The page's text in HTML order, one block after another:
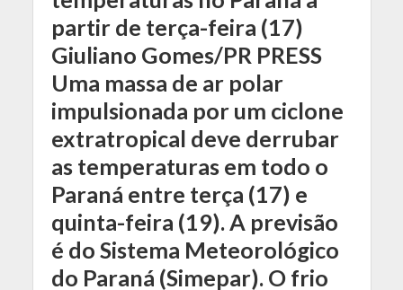
partir de terça-feira (17)
Giuliano Gomes/PR PRESS
Uma massa de ar polar
impulsionada por um ciclone
extratropical deve derrubar
as temperaturas em todo o
Paraná entre terça (17) e
quinta-feira (19). A previsão
é do Sistema Meteorológico
do Paraná (Simepar). O frio